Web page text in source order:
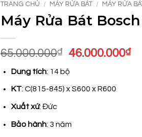
TRANG CHỦ / MÁY RỬA BÁT / MÁY RỬA
Máy Rửa Bát
65.000.000₫
Giá
là:
65.000.000₫.
46.000.000₫Giá
Dung tích: 14 bộ
KT: C(815-845) x S600 x R600
Xuất xứ: Đức
Bảo hành: 3 năm